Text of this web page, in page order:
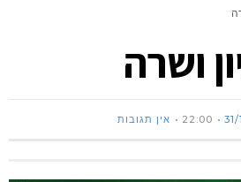
ושרה
22:00 אין תגובות